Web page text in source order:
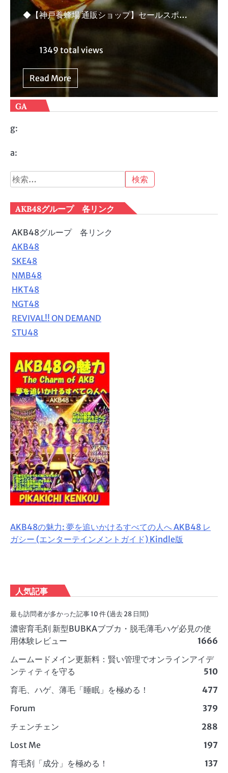
◆【神戸養蜂場 通販ショップ】セールスポ…
1349 total views
Read More
GA
g:
a:
検
索:
AKB48グループ 各リンク
AKB48グループ 各リンク
AKB48
SKE48
NMB48
HKT48
NGT48
REVIVAL!! ON DEMAND
STU48
AKB48の魅力: 夢を追いかけるすべての人へ AKB48 レ
ガシー (エンターテインメントガイド) Kindle版
人気記事
最も訪問者が多かった記事 10 件 (過去 28 日間)
濃密育毛剤 新型BUBKAブブカ・脱毛薄毛ハゲ必見の使
用体験レビュー
1666
ムームードメイン更新料：賢い管理でオンラインアイデ
ンティティを守る
510
育毛、ハゲ、薄毛「睡眠」を極める！
477
Forum
379
チェンチェン
288
Lost Me
197
育毛剤「成分」を極める！
137